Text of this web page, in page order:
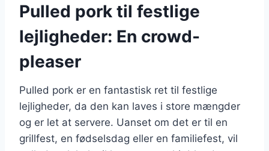
Pulled pork til festlige
lejligheder: En crowd-
pleaser
Pulled pork er en fantastisk ret til festlige
lejligheder, da den kan laves i store mængder
og er let at servere. Uanset om det er til en
grillfest, en fødselsdag eller en familiefest, vil